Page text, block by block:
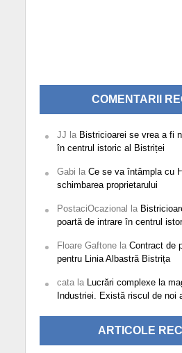
COMENTARII
JJ la Bistricioarei se vrea a fi
în centrul istoric al Bistriței
Gabi la Ce se va întâmpla cu
schimbarea proprietarului
PostaciOcazional la
poartă de intrare în centrul
Floare Gaftonela Contract de
pentru Linia Albastră Bistrița
catala
Lucrări complexe la
Industriei. Există riscul de noi
ARTICOLE